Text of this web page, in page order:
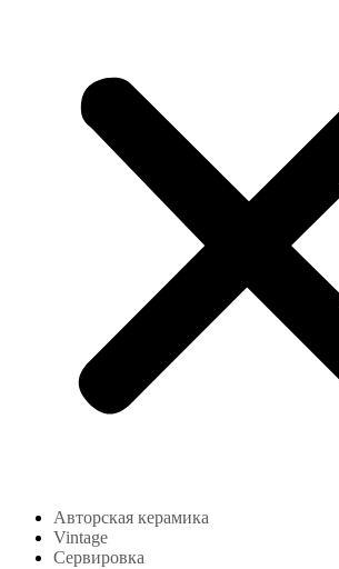
Авторская керамика
Vintage
Сервировка